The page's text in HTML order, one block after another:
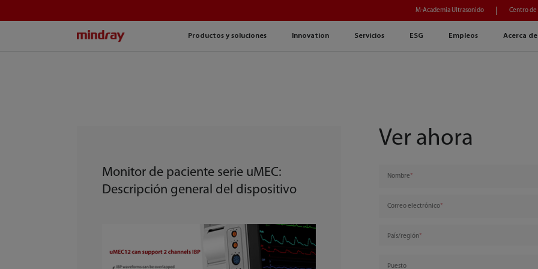
Productos y soluciones Innovation Servicios ESG Empleos Acerca
M-Academia Ultrasonido Centro de
Monitor de paciente serie uMEC:
Descripción general del dispositivo
Ver ahora
Nombre
Correo electrónico
País/región
Puesto